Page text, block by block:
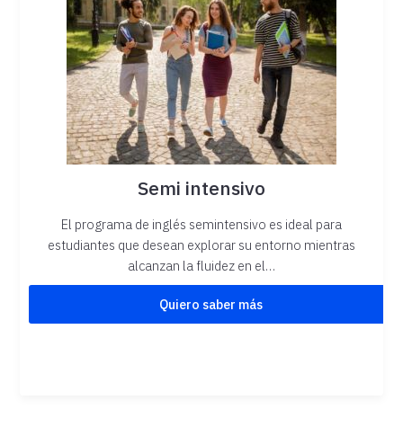
Semi intensivo
El programa de inglés semintensivo es ideal para
estudiantes que desean explorar su entorno mientras
alcanzan la fluidez en el…
Quiero saber más